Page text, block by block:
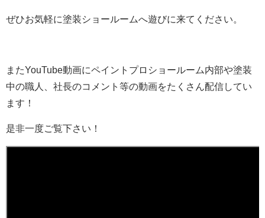
ぜひお気軽に塗装ショールームへ遊びに来てください。
またYouTube動画にペイントプロショールーム内部や塗装
中の職人、社長のコメント等の動画をたくさん配信してい
ます！
是非一度ご覧下さい！